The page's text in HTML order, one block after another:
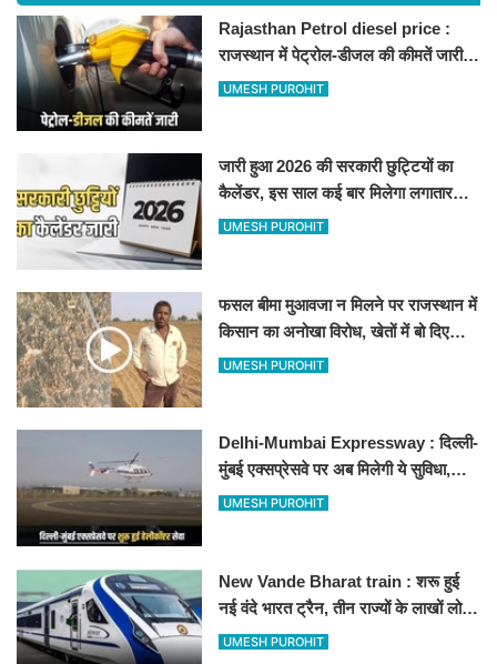
Rajasthan Petrol diesel price :
राजस्थान में पेट्रोल-डीजल की कीमतें जारी,
जानिए बीकानेर समेत पुरे प्रदेश में नए रेट
UMESH PUROHIT
जारी हुआ 2026 की सरकारी छुट्टियों का
कैलेंडर, इस साल कई बार मिलेगा लगातार
अवकाश, देखें
UMESH PUROHIT
फसल बीमा मुआवजा न मिलने पर राजस्थान में
किसान का अनोखा विरोध, खेतों में बो दिए
500-500 रुपए के नोट, वीडियो वायरल
UMESH PUROHIT
Delhi-Mumbai Expressway : दिल्ली-
मुंबई एक्सप्रेसवे पर अब मिलेगी ये सुविधा,
हेलीकॉप्टर सर्विस से तुरंत घायल पहुंचेगा
UMESH PUROHIT
New Vande Bharat train : शरू हुई
नई वंदे भारत ट्रैन, तीन राज्यों के लाखों लोगों
का सफर होगा आसान, देखें पूरा रूटमैप
UMESH PUROHIT